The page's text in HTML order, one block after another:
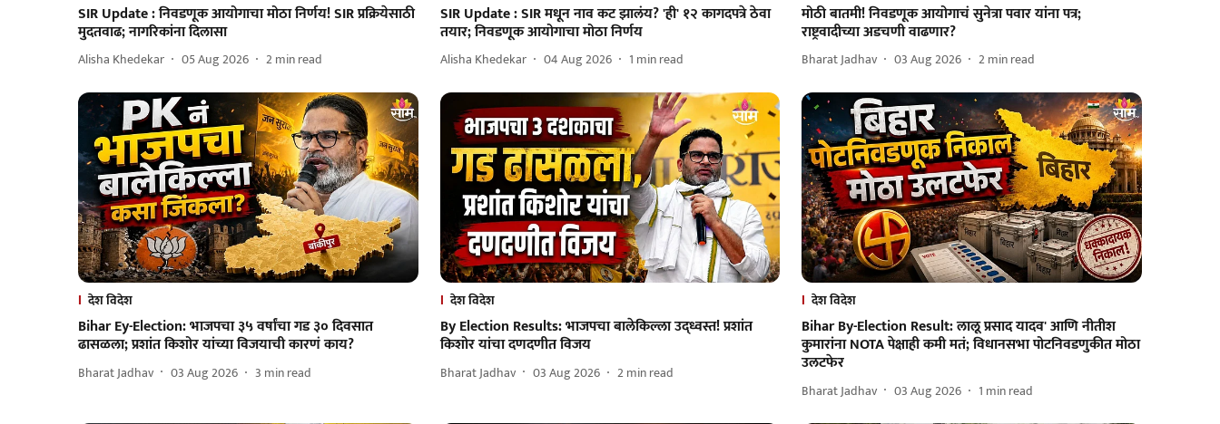
SIR Update : निवडणूक आयोगाचा मोठा निर्णय! SIR प्रक्रियेसाठी
मुदतवाढ; नागरिकांना दिलासा
Alisha Khedekar 05 Aug 2026 2min read
SIR Update : SIR मधून नाव कट झालंय? 'ही' १२ कागदपत्रे ठेवा
तयार; निवडणूक आयोगाचा मोठा निर्णय
Alisha Khedekar 04 Aug 2026 1 min read
मोठी बातमी! निवडणूक आयोगाचं सुनेत्रा पवार यांना पत्र;
राष्ट्रवादीच्या अडचणी वाढणार?
Bharat Jadhav 03 Aug 2026 2min read
देश विदेश
Bihar Ey-Election: भाजपचा ३५ वर्षांचा गड ३० दिवसात
ढासळला; प्रशांत किशोर यांच्या विजयाची कारणं काय?
Bharat Jadhav 03 Aug 2026 3 min read
देश विदेश
By Election Results: भाजपचा बालेकिल्ला उद्ध्वस्त! प्रशांत
किशोर यांचा दणदणीत विजय
Bharat Jadhav 03 Aug 2026 2min read
देश विदेश
Bihar By-Election Result: लालू प्रसाद यादव' आणि नीतीश
कुमारांना NOTA पेक्षाही कमी मतं; विधानसभा पोटनिवडणुकीत मोठा
उलटफेर
Bharat Jadhav 03 Aug 2026 1 min read